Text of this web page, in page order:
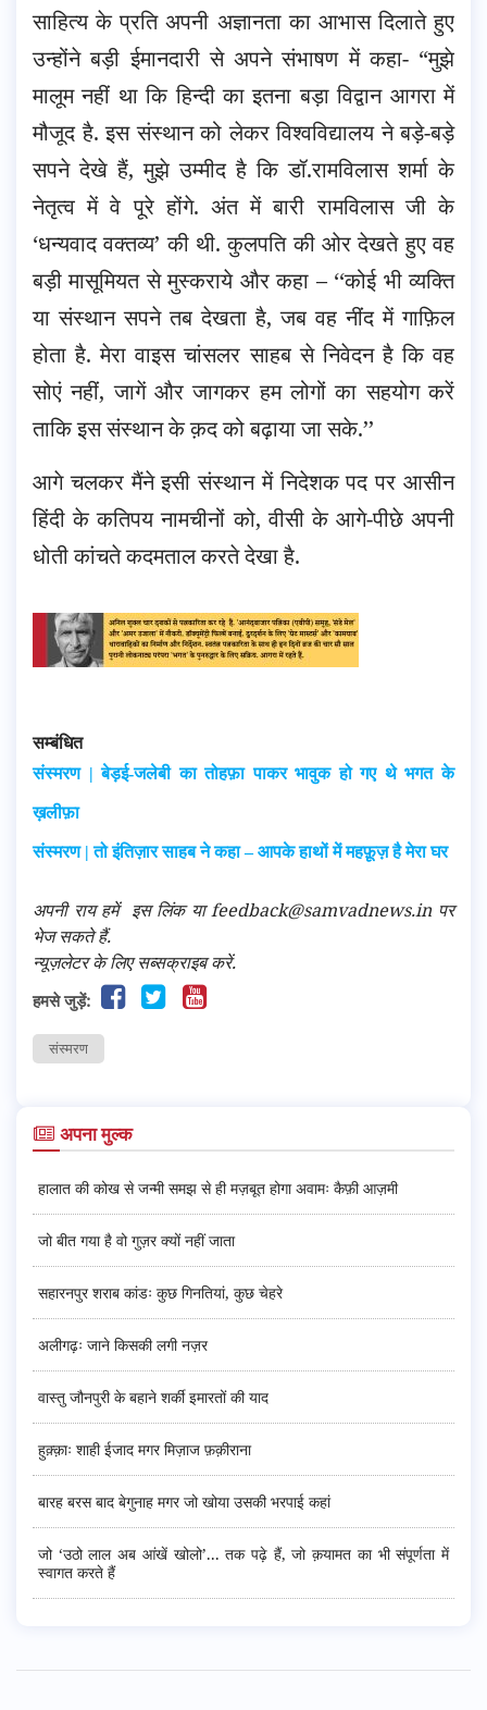
साहित्य के प्रति अपनी अज्ञानता का आभास दिलाते हुए
उन्होंने बड़ी ईमानदारी से अपने संभाषण में कहा- “मुझे
मालूम नहीं था कि हिन्दी का इतना बड़ा विद्वान आगरा में
मौजूद है. इस संस्थान को लेकर विश्वविद्यालय ने बड़े-बड़े
सपने देखे हैं, मुझे उम्मीद है कि डॉ.रामविलास शर्मा के
नेतृत्व में वे पूरे होंगे. अंत में बारी रामविलास जी के
‘धन्यवाद वक्तव्य’ की थी. कुलपति की ओर देखते हुए वह
बड़ी मासूमियत से मुस्कराये और कहा – ‘‘कोई भी व्यक्ति
या संस्थान सपने तब देखता है, जब वह नींद में गाफ़िल
होता है. मेरा वाइस चांसलर साहब से निवेदन है कि वह
सोएं नहीं, जागें और जागकर हम लोगों का सहयोग करें
ताकि इस संस्थान के क़द को बढ़ाया जा सके.’’
आगे चलकर मैंने इसी संस्थान में निदेशक पद पर आसीन
हिंदी के कतिपय नामचीनों को, वीसी के आगे-पीछे अपनी
धोती कांचते कदमताल करते देखा है.
सम्बंधित
संस्मरण | बेड़ई-जलेबी का तोहफ़ा पाकर भावुक हो गए थे भगत के
ख़लीफ़ा
संस्मरण | तो इंतिज़ार साहब ने कहा – आपके हाथों में महफ़ूज़ है मेरा घर
अपनी राय हमें इस लिंक या feedback@samvadnews.in पर
भेज सकते हैं.
न्यूज़लेटर के लिए सब्सक्राइब करें.
हमसे जुड़ें:
संस्मरण
अपना मुल्क
हालात की कोख से जन्मी समझ से ही मज़बूत होगा अवामः कैफ़ी आज़मी
जो बीत गया है वो गुज़र क्यों नहीं जाता
सहारनपुर शराब कांडः कुछ गिनतियां, कुछ चेहरे
अलीगढ़ः जाने किसकी लगी नज़र
वास्तु जौनपुरी के बहाने शर्की इमारतों की याद
हुक़्क़ाः शाही ईजाद मगर मिज़ाज फ़क़ीराना
बारह बरस बाद बेगुनाह मगर जो खोया उसकी भरपाई कहां
जो ‘उठो लाल अब आंखें खोलो’... तक पढ़े हैं, जो क़यामत का भी संपूर्णता में
स्वागत करते हैं